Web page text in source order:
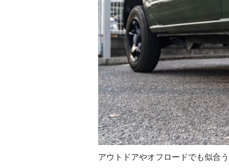
アウトドアやオフロードでも似合